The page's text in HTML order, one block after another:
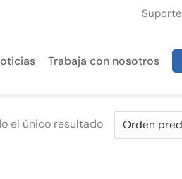
Suporte
Trabaja con nosotros
el único resultado